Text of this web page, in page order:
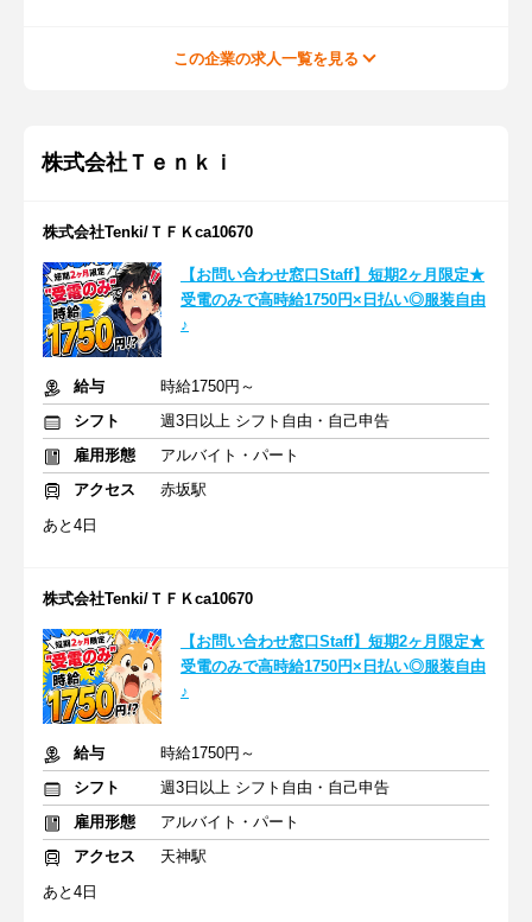
この企業の求人一覧を見る
株式会社Ｔｅｎｋｉ
株式会社Tenki/ＴＦＫca10670
【お問い合わせ窓口Staff】短期2ヶ月限定★
受電のみで高時給1750円×日払い◎服装自由
♪
給与
時給1750円～
シフト
週3日以上 シフト自由・自己申告
雇用形態
アルバイト・パート
アクセス
赤坂駅
あと4日
株式会社Tenki/ＴＦＫca10670
【お問い合わせ窓口Staff】短期2ヶ月限定★
受電のみで高時給1750円×日払い◎服装自由
♪
給与
時給1750円～
シフト
週3日以上 シフト自由・自己申告
雇用形態
アルバイト・パート
アクセス
天神駅
あと4日